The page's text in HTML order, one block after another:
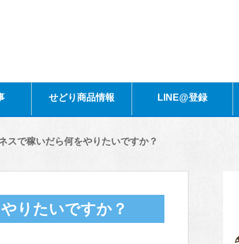
せどり商品情報 LINE@登録
スで稼いだら何をやりたいですか？
りたいですか？